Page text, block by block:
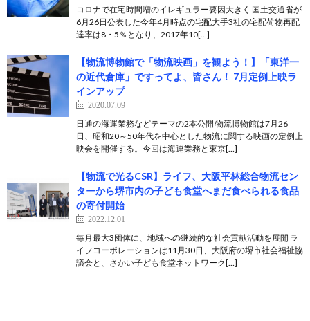
コロナで在宅時間増のイレギュラー要因大きく 国土交通省が
6月26日公表した今年4月時点の宅配大手3社の宅配荷物再配
達率は8・5％となり、2017年10[…]
【物流博物館で「物流映画」を観よう！】「東洋一
の近代倉庫」ですってよ、皆さん！ 7月定例上映ラ
インアップ
2020.07.09
日通の海運業務などテーマの2本公開 物流博物館は7月26
日、昭和20～50年代を中心とした物流に関する映画の定例上
映会を開催する。今回は海運業務と東京[…]
【物流で光るCSR】ライフ、大阪平林総合物流セン
ターから堺市内の子ども食堂へまだ食べられる食品
の寄付開始
2022.12.01
毎月最大3団体に、地域への継続的な社会貢献活動を展開 ラ
イフコーポレーションは11月30日、大阪府の堺市社会福祉協
議会と、さかい子ども食堂ネットワーク[…]